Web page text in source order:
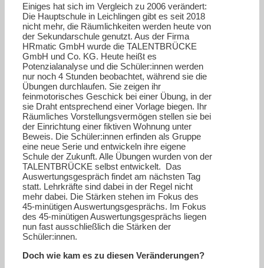
Einiges hat sich im Vergleich zu 2006 verändert:
Die Hauptschule in Leichlingen gibt es seit 2018
nicht mehr, die Räumlichkeiten werden heute von
der Sekundarschule genutzt. Aus der Firma
HRmatic GmbH wurde die TALENTBRÜCKE
GmbH und Co. KG. Heute heißt es
Potenzialanalyse und die Schüler:innen werden
nur noch 4 Stunden beobachtet, während sie die
Übungen durchlaufen. Sie zeigen ihr
feinmotorisches Geschick bei einer Übung, in der
sie Draht entsprechend einer Vorlage biegen. Ihr
Räumliches Vorstellungsvermögen stellen sie bei
der Einrichtung einer fiktiven Wohnung unter
Beweis. Die Schüler:innen erfinden als Gruppe
eine neue Serie und entwickeln ihre eigene
Schule der Zukunft. Alle Übungen wurden von der
TALENTBRÜCKE selbst entwickelt. Das
Auswertungsgespräch findet am nächsten Tag
statt. Lehrkräfte sind dabei in der Regel nicht
mehr dabei. Die Stärken stehen im Fokus des
45-minütigen Auswertungsgesprächs. Im Fokus
des 45-minütigen Auswertungsgesprächs liegen
nun fast ausschließlich die Stärken der
Schüler:innen.
Doch wie kam es zu diesen Veränderungen?